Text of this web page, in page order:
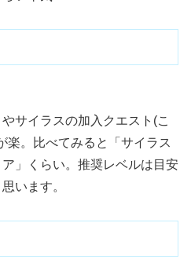
サイラスの加入クエスト(こ
楽。比べてみると「サイラス
」くらい。推奨レベルは目安
います。